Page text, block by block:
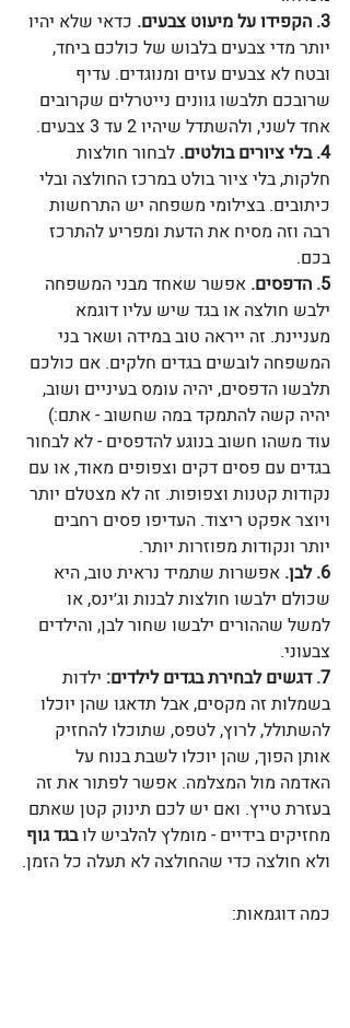
3. הקפידו על מיעוט צבעים.
כדאי שלא יהיו
יותר מדי צבעים בלבוש של כולכם ביחד,
ובטח לא צבעים עזים ומנוגדים. עדיף
שרובכם תלבשו גוונים נייטרלים שקרובים
אחד לשני, ולהשתדל שיהיו 2 עד 3 צבעים.
4. בלי ציורים בולטים.
לבחור חולצות
חלקות, בלי ציור בולט במרכז החולצה ובלי
כיתובים. בצילומי משפחה יש התרחשות
רבה וזה מסיח את הדעת ומפריע להתרכז
בכם.
5. הדפסים.
אפשר שאחד מבני המשפחה
ילבש חולצה או בגד שיש עליו דוגמא
מעניינת. זה ייראה טוב במידה ושאר בני
המשפחה לובשים בגדים חלקים. אם כולכם
תלבשו הדפסים, יהיה עומס בעיניים ושוב,
יהיה קשה להתמקד במה שחשוב - אתם:)
עוד משהו חשוב בנוגע להדפסים - לא לבחור
בגדים עם פסים דקים וצפופים מאוד, או עם
נקודות קטנות וצפופות. זה לא מצטלם יותר
ויוצר אפקט ריצוד. העדיפו פסים רחבים
יותר ונקודות מפוזרות יותר.
6. לבן.
אפשרות שתמיד נראית טוב, היא
שכולם ילבשו חולצות לבנות וג׳ינס, או
למשל שההורים ילבשו שחור לבן, והילדים
צבעוני.
7. דגשים לבחירת בגדים לילדים:
ילדות
בשמלות זה מקסים, אבל תדאגו שהן יוכלו
להשתולל, לרוץ, לטפס, שתוכלו להחזיק
אותן הפוך, שהן יוכלו לשבת בנוח על
האדמה מול המצלמה. אפשר לפתור את זה
בעזרת טייץ. ואם יש לכם תינוק קטן שאתם
מחזיקים בידיים - מומלץ להלביש לו בגד גוף
ולא חולצה כדי שהחולצה לא תעלה כל הזמן.
כמה דוגמאות: